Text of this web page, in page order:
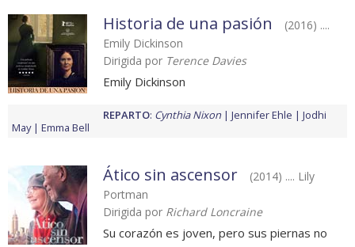
Historia de una pasión
(2016) ....
Emily Dickinson
Dirigida por Terence Davies
Emily Dickinson
REPARTO: Cynthia Nixon Jennifer Ehle
Jodhi
May
Emma Bell
Ático sin ascensor
(2014) .... Lily
Portman
Dirigida por Richard Loncraine
Su corazón es joven, pero sus piernas no